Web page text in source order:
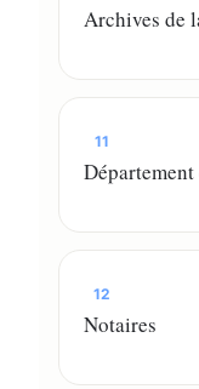
Archives de
11
12
Notaires